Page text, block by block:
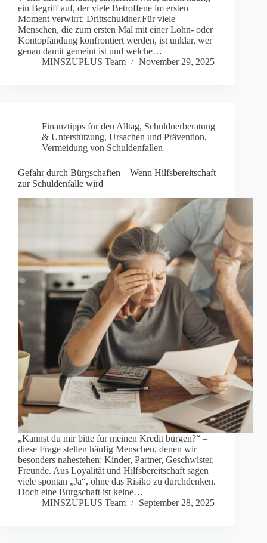
ein Begriff auf, der viele Betroffene im ersten
Moment verwirrt: Drittschuldner.Für viele
Menschen, die zum ersten Mal mit einer Lohn- oder
Kontopfändung konfrontiert werden, ist unklar, wer
genau damit gemeint ist und welche…
MINSZUPLUS Team
November 29, 2025
Finanztipps für den Alltag, Schuldnerberatung
& Unterstützung, Ursachen und Prävention,
Vermeidung von Schuldenfallen
Gefahr durch Bürgschaften – Wenn Hilfsbereitschaft
zur Schuldenfalle wird
„Kannst du mir bitte für meinen Kredit bürgen?“ –
diese Frage stellen häufig Menschen, denen wir
besonders nahestehen: Kinder, Partner, Geschwister,
Freunde. Aus Loyalität und Hilfsbereitschaft sagen
viele spontan „Ja“, ohne das Risiko zu durchdenken.
Doch eine Bürgschaft ist keine…
MINSZUPLUS Team
September 28, 2025